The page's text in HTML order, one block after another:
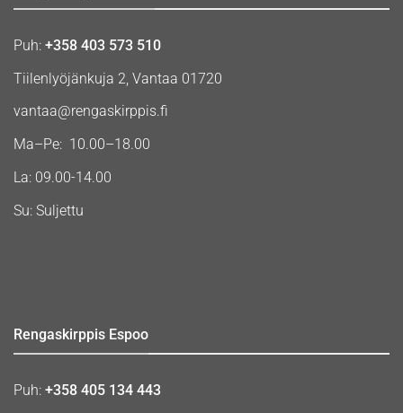
Puh: +358 403 573 510
Tiilenlyöjänkuja 2, Vantaa 01720
vantaa@rengaskirppis.fi
Ma–Pe: 10.00–18.00
La: 09.00-14.00
Su: Suljettu
Rengaskirppis Espoo
Puh: +358 405 134 443